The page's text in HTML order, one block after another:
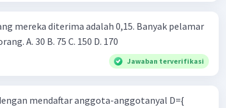
mereka diterima adalah 0,15. Banyak pelamar
A. 30 B. 75 C. 150 D. 170
Jawaban terverifikasi
mendaftar anggota-anggotanyal D={